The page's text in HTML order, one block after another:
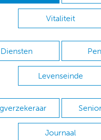
Vitaliteit
Diensten
Levenseinde
Journaal